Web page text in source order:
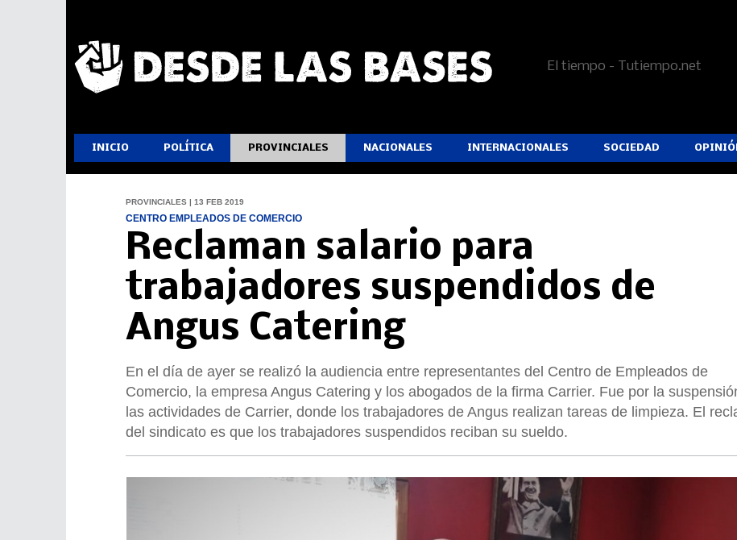
El tiempo - Tutiempo.net
INICIO POLÍTICA PROVINCIALES NACIONALES INTERNACIONALES SOCIEDAD
PROVINCIALES | 13 FEB 2019
CENTRO EMPLEADOS DE COMERCIO
Reclaman salario para
trabajadores suspendidos de
Angus Catering
En el día de ayer se realizó la audiencia entre representantes del Centro de Empleados de
Comercio, la empresa Angus Catering y los abogados de la firma Carrier. Fue por la
las actividades de Carrier, donde los trabajadores de Angus realizan tareas de limpieza. El
del sindicato es que los trabajadores suspendidos reciban su sueldo.